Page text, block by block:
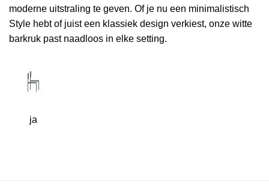
moderne uitstraling te geven. Of je nu een minimalistisch
Style hebt of juist een klassiek design verkiest, onze witte
barkruk past naadloos in elke setting.
ja